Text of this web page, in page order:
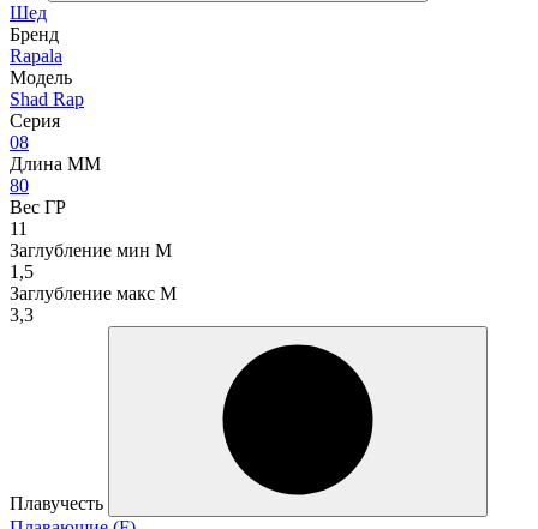
Шед
Бренд
Rapala
Модель
Shad Rap
Серия
08
Длина ММ
80
Вес ГР
11
Заглубление мин М
1,5
Заглубление макс М
3,3
Плавучесть